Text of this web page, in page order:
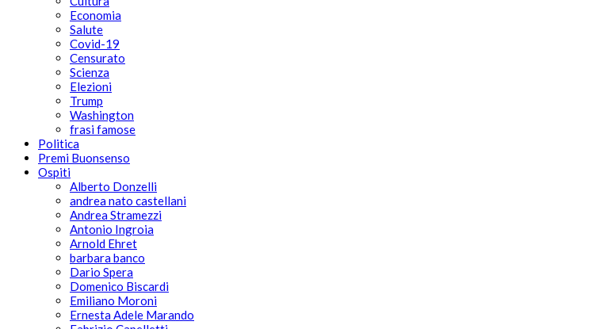
Economia
Salute
Covid-19
Censurato
Scienza
Elezioni
Trump
Washington
frasi famose
Politica
Premi Buonsenso
Ospiti
Alberto Donzelli
andrea nato castellani
Andrea Stramezzi
Antonio Ingroia
Arnold Ehret
barbara banco
Dario Spera
Domenico Biscardi
Emiliano Moroni
Ernesta Adele Marando